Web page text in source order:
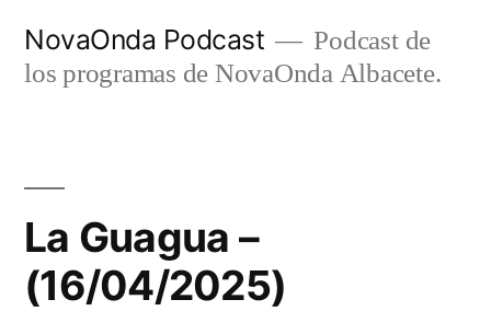
NovaOnda Podcast
Podcast de
los programas de NovaOnda Albacete.
La Guagua –
(16/04/2025)